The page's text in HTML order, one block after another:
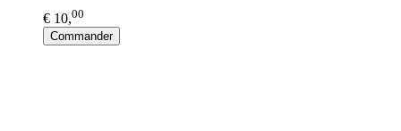
€ 10,00
Commander